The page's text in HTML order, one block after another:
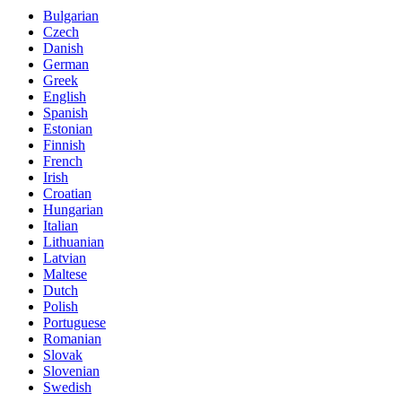
Bulgarian
Czech
Danish
German
Greek
English
Spanish
Estonian
Finnish
French
Irish
Croatian
Hungarian
Italian
Lithuanian
Latvian
Maltese
Dutch
Polish
Portuguese
Romanian
Slovak
Slovenian
Swedish